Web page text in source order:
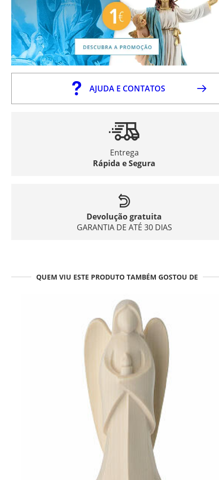
AJUDA E CONTATOS
Entrega
Rápida e Segura
Devolução gratuita
GARANTIA DE ATÉ 30 DIAS
QUEM VIU ESTE PRODUTO TAMBÉM GOSTOU DE